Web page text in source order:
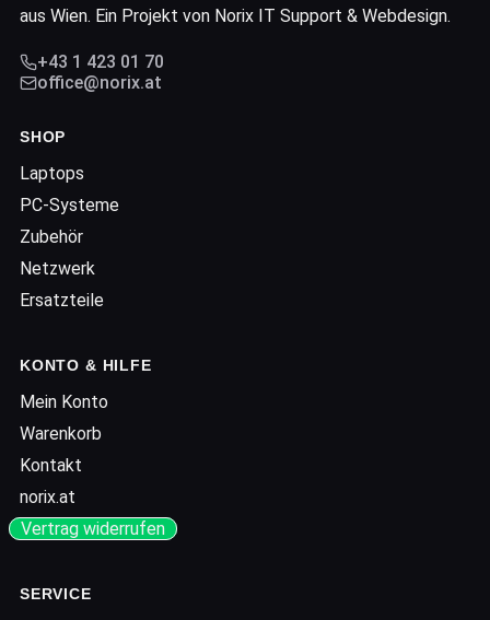
aus Wien. Ein Projekt von Norix IT Support & Webdesign.
+43 1 423 01 70
office@norix.at
SHOP
Laptops
PC-Systeme
Zubehör
Netzwerk
Ersatzteile
KONTO & HILFE
Mein Konto
Warenkorb
Kontakt
norix.at
Vertrag widerrufen
SERVICE